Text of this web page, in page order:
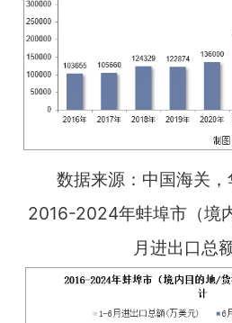
数据来源：中国海关
2016-2024年蚌埠市（境
月进出口总